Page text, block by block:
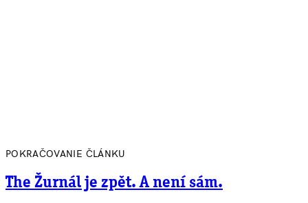
POKRAČOVANIE ČLÁNKU
The Žurnál je zpět. A není sám.